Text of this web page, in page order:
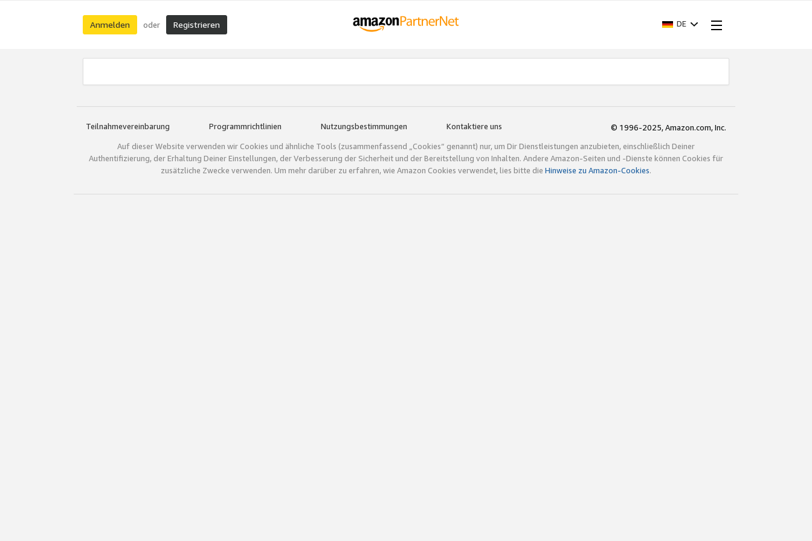
Anmelden oder Registrieren DE
Teilnahmevereinbarung Programmrichtlinien Nutzungsbestimmungen Kontaktiere uns
© 1996-2025, Amazon.com, Inc.
Auf dieser Website verwenden wir Cookies und ähnliche Tools (zusammenfassend „Cookies“ genannt) nur, um Dir Dienstleistungen anzubieten, einschließlich Deiner
Authentifizierung, der Erhaltung Deiner Einstellungen, der Verbesserung der Sicherheit und der Bereitstellung von Inhalten. Andere Amazon-Seiten und -Dienste können Cookies für
zusätzliche Zwecke verwenden. Um mehr darüber zu erfahren, wie Amazon Cookies verwendet, lies bitte die Hinweise zu Amazon-Cookies.